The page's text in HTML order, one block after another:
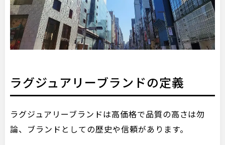
ラグジュアリーブランドの定義
ラグジュアリーブランドは高価格で品質の高さは勿
論、ブランドとしての歴史や信頼があります。